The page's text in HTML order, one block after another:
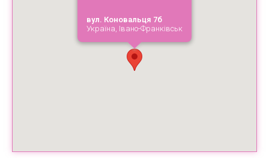
вул. Коновальця 7б
Україна, Івано-Франківськ